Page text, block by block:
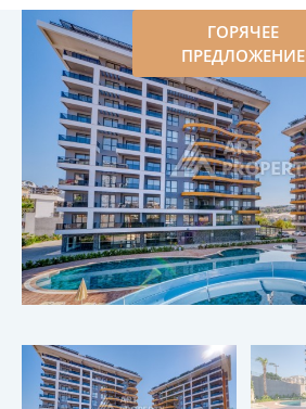
ГОРЯЧЕЕ
ПРЕДЛОЖЕНИЕ